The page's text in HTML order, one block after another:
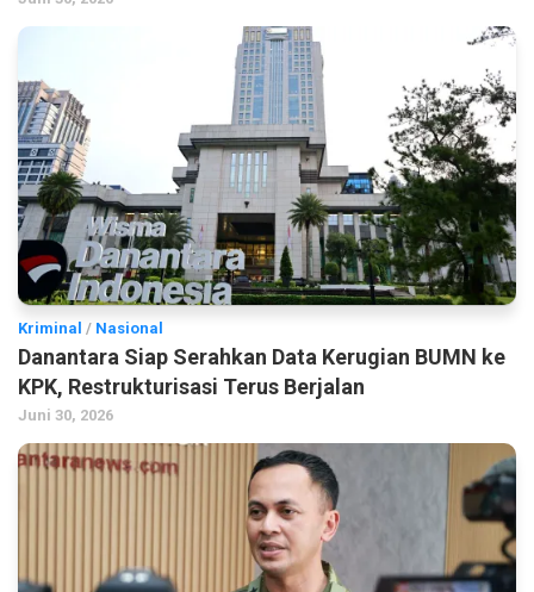
Kriminal / Nasional
Danantara Siap Serahkan Data Kerugian BUMN ke
KPK, Restrukturisasi Terus Berjalan
Juni 30, 2026